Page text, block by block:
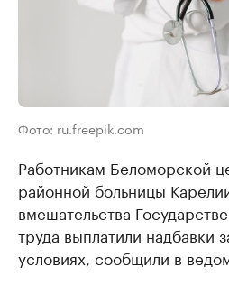
Фото: ru.freepik.com
Работникам Беломорской
районной больницы
вмешательства
труда выплатили надбавки
условиях, сообщили в